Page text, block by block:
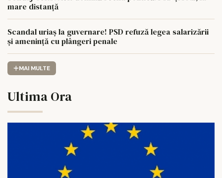
mare distanță
Scandal uriaș la guvernare! PSD refuză legea salarizării
și amenință cu plângeri penale
MAI MULTE
Ultima Ora